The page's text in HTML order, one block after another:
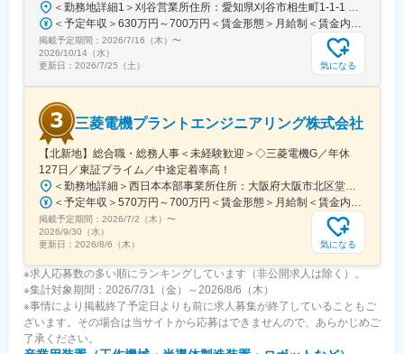
＜勤務地詳細1＞刈谷営業所住所：愛知県刈谷市相生町1-1-1 アドバンス・スクエア刈谷勤務地最寄駅：JR線／刈谷駅受動喫煙対策：敷地内喫煙可能場所あり＜勤務地詳細2＞一宮営業所住所：愛知県一宮市本町2-2-2 JES一宮ビル勤務地最寄駅：JR線／尾張一宮駅受動喫煙対策：敷地内喫煙可能場所あり＜勤務地詳細3＞名古屋営業所住所：愛知県名古屋市中区錦2-4-15 ORE錦二丁目ビル勤務地最寄駅：丸の内駅受動喫煙対策：敷地内喫煙可能場所あり変更の範囲：会社の定める事業所
＜予定年収＞630万円～700万円＜賃金形態＞月給制＜賃金内訳＞月額（基本給）：279,000円～281,000円＜月給＞279,000円～281,000円＜昇給有無＞有＜残業手当＞有＜給与補足＞上記は入社初年度の想定年収です。※月給の金額とは別で、残業代、業績賞与支給有り※賞与：年4回、昇給：年1～2回※経験・能力等を考慮の上、同社規定により待遇を決定します※年収は会社業績によって変動することがあります賃金はあくまでも目安の金額であり、選考を通じて上下する可能性があります。月給(月額)は固定手当を含めた表記です。
掲載予定期間： 2026/7/16（木） 〜
2026/10/14（水）
更新日： 2026/7/25（土） 気になる
三菱電機プラントエンジニアリング株式会社
【北新地】総合職・総務人事＜未経験歓迎＞◇三菱電機G／年休
127日／東証プライム／中途定着率高！
＜勤務地詳細＞西日本本部事業所住所：大阪府大阪市北区堂島2-2-2 勤務地最寄駅：JR東西線／北新地駅受動喫煙対策：屋内喫煙可能場所あり変更の範囲：会社の定める事業所
＜予定年収＞570万円～700万円＜賃金形態＞月給制＜賃金内訳＞月額（基本給）：295,000円～335,000円＜月給＞295,000円～335,000円＜昇給有無＞有＜残業手当＞有＜給与補足＞※上記年収は想定残業時間20～30時間込みの金額となります。※上記はあくまで想定年収です。経験・スキルに応じて決定します。■昇給：年1回■賞与：年2回（6月・12月）※実績あり賃金はあくまでも目安の金額であり、選考を通じて上下する可能性があります。月給(月額)は固定手当を含めた表記です。
掲載予定期間： 2026/7/2（木） 〜
2026/9/30（水）
更新日： 2026/8/6（木） 気になる
※求人応募数の多い順にランキングしています（非公開求人は除く）。
※集計対象期間：2026/7/31（金）～2026/8/6（木）
※事情により掲載終了予定日よりも前に求人募集が終了していることもご
ざいます。その場合は当サイトから応募はできませんので、あらかじめご
了承ください。